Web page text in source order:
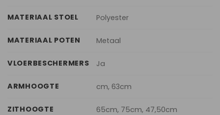
MATERIAAL STOEL Polyester
MATERIAAL POTEN Metaal
VLOERBESCHERMERS Ja
ARMHOOGTE cm, 63cm
ZITHOOGTE 65cm, 75cm, 47,50cm